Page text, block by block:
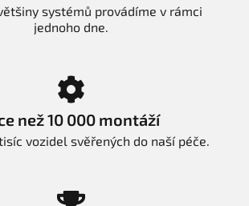
systémů provádíme v rámci
jednoho dne.
než 10 000 montáží
vozidel svěřených do naší péče.